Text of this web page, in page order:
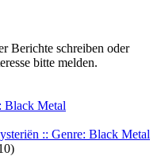
Berichte schreiben oder
bitte melden.